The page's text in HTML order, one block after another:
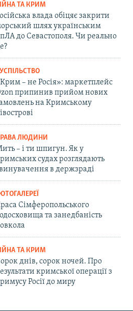
ТА КРИМ
влада обіцяє закрити
шлях українським
до Севастополя. Чи реально
– не Росія»: маркетплейс
припинив прийом нових
на Кримському
ЛЮДИНИ
– і ти шпигун. Як у
судах розглядають
в держзраді
Сімферопольського
та занедбаність
ТА КРИМ
днів, сорок ночей. Про
кримської операції з
Росії до миру